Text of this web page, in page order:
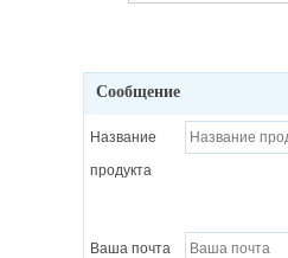
Сообщение
Название
продукта
Ваша почта